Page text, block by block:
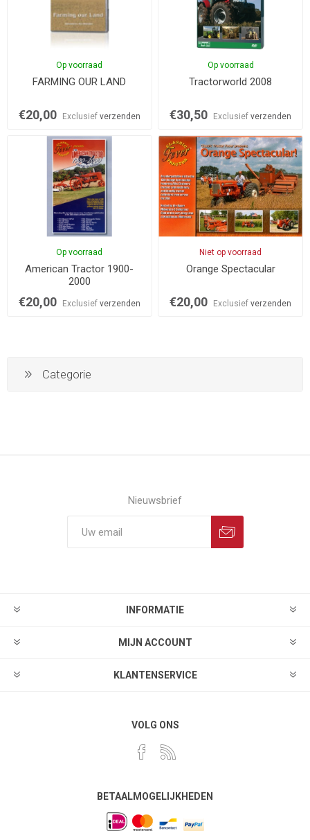
Op voorraad
FARMING OUR LAND
€20,00 Exclusief verzenden
Op voorraad
Tractorworld 2008
€30,50 Exclusiefverzenden
Op voorraad
American Tractor 1900-
2000
€20,00 Exclusief verzenden
Niet op voorraad
Orange Spectacular
€20,00 Exclusiefverzenden
Categorie
Nieuwsbrief
INFORMATIE
MIJN ACCOUNT
KLANTENSERVICE
VOLG ONS
BETAALMOGELIJKHEDEN